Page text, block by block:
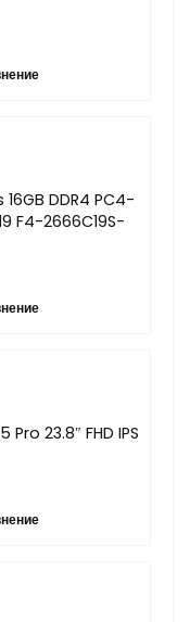
16GB DDR4 PC4-
F4-2666C19S-
Pro 23.8″ FHD IPS